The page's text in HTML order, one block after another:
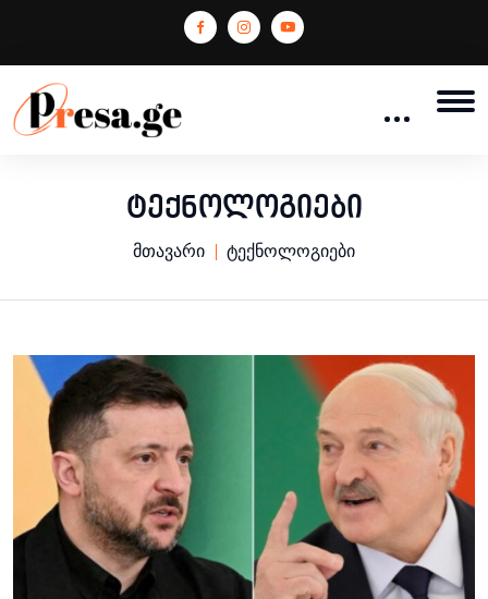
ტექნოლოგიები
მთავარი ტექნოლოგიები